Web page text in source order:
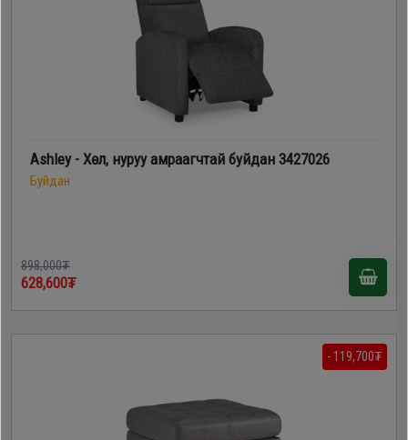
Ashley - Хөл, нуруу амраагчтай буйдан 3427026
Буйдан
898,000₮
628,600₮
- 119,700₮